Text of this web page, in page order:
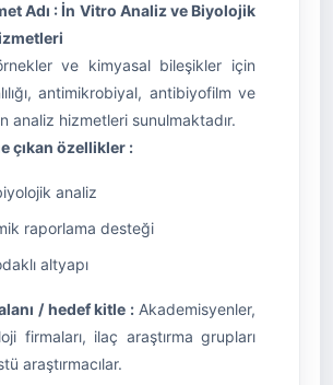
Adı : İn Vitro Analiz ve Biyolojik
ve kimyasal bileşikler için
antimikrobiyal, antibiyofilm ve
analiz hizmetleri sunulmaktadır.
çıkan özellikler :
analiz
raporlama desteği
altyapı
/ hedef kitle : Akademisyenler,
firmaları, ilaç araştırma grupları
araştırmacılar.